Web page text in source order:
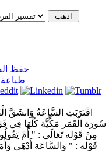
اقْتَرَبَتِ السَّاعَةُ وَانشَقَّ
سُورَة الْقَمَر مَكِّيَّة كُلّهَا فِي